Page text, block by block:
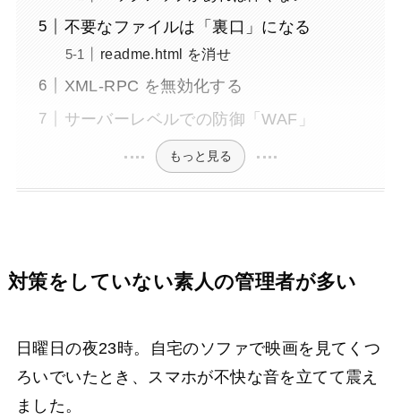
不要なファイルは「裏口」になる
readme.html を消せ
XML-RPC を無効化する
サーバーレベルでの防御「WAF」
もっと見る
対策をしていない素人の管理者が多い
日曜日の夜23時。自宅のソファで映画を見てくつ
ろいでいたとき、スマホが不快な音を立てて震え
ました。